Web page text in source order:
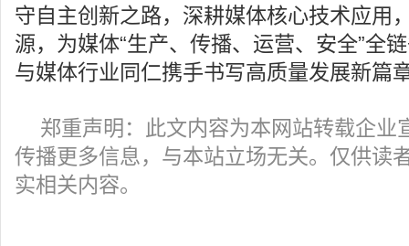
守自主创新之路，深耕媒体核心技术应用
源，为媒体“生产、传播、运营、安全”全
与媒体行业同仁携手书写高质量发展新篇
郑重声明：此文内容为本网站转载企业
传播更多信息，与本站立场无关。仅供读
实相关内容。